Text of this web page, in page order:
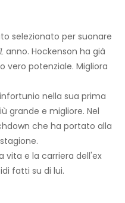
selezionato per suonare
anno. Hockenson ha già
vero potenziale. Migliora
nella sua prima
grande e migliore. Nel
che ha portato alla
vita e la carriera dell'ex
fatti su di lui.